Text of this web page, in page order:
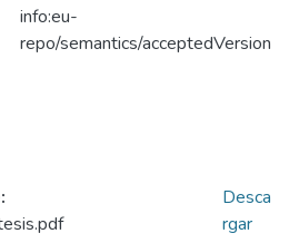
info:eu-
repo/semantics/acceptedVersion
Desca
rgar